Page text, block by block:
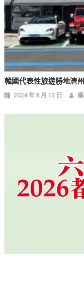
韓國代表性旅遊勝地濟
2024 年 8 月 13 日